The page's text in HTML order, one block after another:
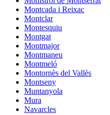
Montcada i Reixac
Montclar
Montesquiu
Montgat
Montmajor
Montmaneu
Montmeló
Montornès del Vallès
Montseny
Muntanyola
Mura
Navarcles